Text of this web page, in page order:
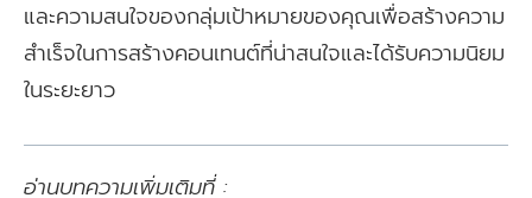
และความสนใจของกลุ่มเป้าหมายของคุณเพื่อสร้างความ
สำเร็จในการสร้างคอนเทนต์ที่น่าสนใจและได้รับความนิยม
ในระยะยาว
อ่านบทความเพิ่มเติมที่ :